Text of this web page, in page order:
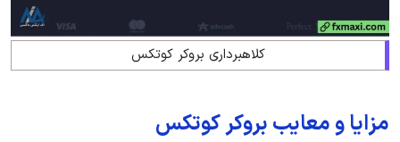
کلاهبرداری بروکر کوتکس
مزایا و معایب بروکر کوتکس